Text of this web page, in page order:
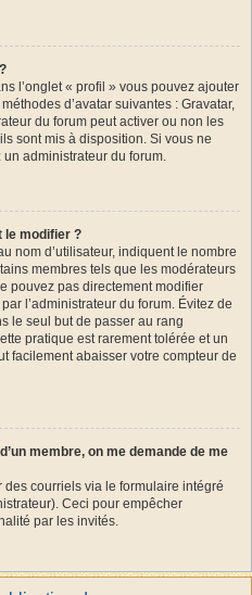
l’onglet « profil » vous pouvez ajouter
d’avatar suivantes : Gravatar,
du forum peut activer ou non les
sont mis à disposition. Si vous ne
un administrateur du forum.
le modifier ?
nom d’utilisateur, indiquent le nombre
membres tels que les modérateurs
pouvez pas directement modifier
l’administrateur du forum. Évitez de
le seul but de passer au rang
pratique est rarement tolérée et un
facilement abaisser votre compteur de
membre, on me demande de me
des courriels via le formulaire intégré
Ceci pour empêcher
par les invités.